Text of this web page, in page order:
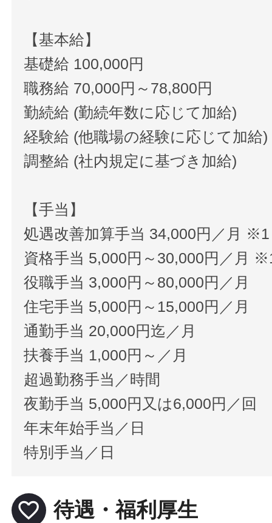
【基本給】
基礎給 100,000円
職務給 70,000円～78,800円
勤続給 (勤続年数に応じて加給)
経験給 (他職場の経験に応じて加給)
調整給 (社内規定に基づき加給)
【手当】
処遇改善加算手当 34,000円／月 ※1
資格手当 5,000円～30,000円／月
役職手当 3,000円～80,000円／月
住宅手当 5,000円～15,000円／月
通勤手当 20,000円迄／月
扶養手当 1,000円～／月
超過勤務手当／時間
夜勤手当 5,000円又は6,000円／回
年末年始手当／日
特別手当／日
favorite_border 待遇・福利厚生